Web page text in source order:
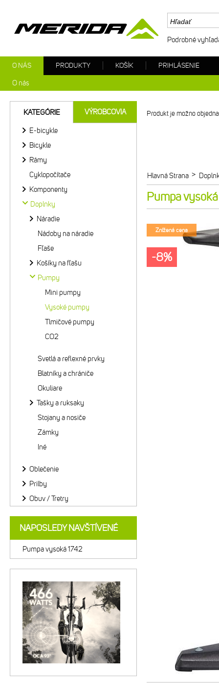
Produkt je možno
Hlavná Strana >
Pumpa
Znížená cena
-8%
KATEGÓRIE VÝROBCOVIA
E-bicykle
Bicykle
Rámy
Cyklopočítače
Komponenty
Doplnky
Náradie
Nádoby na náradie
Fľaše
Košíky na fľašu
Pumpy
Mini pumpy
Vysoké pumpy
Tlmičové pumpy
CO2
Svetlá a reflexné prvky
Blatníky a chrániče
Okuliare
Tašky a ruksaky
Stojany a nosiče
Zámky
Iné
Oblečenie
Prilby
Obuv / Tretry
NAPOSLEDY NAVŠTÍVENÉ
Pumpa vysoká 1742
Podrobné
O NÁS
O nás
PRODUKTY KOŠÍK PRIHLÁSENIE